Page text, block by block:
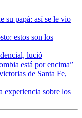
su papá: así se le vio
estos son los
lució
está por encima”
de Santa Fe,
experiencia sobre los